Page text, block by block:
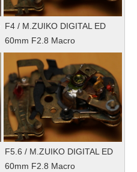
F4 / M.ZUIKO DIGITAL ED
60mm F2.8 Macro
F5.6 / M.ZUIKO DIGITAL ED
60mm F2.8 Macro